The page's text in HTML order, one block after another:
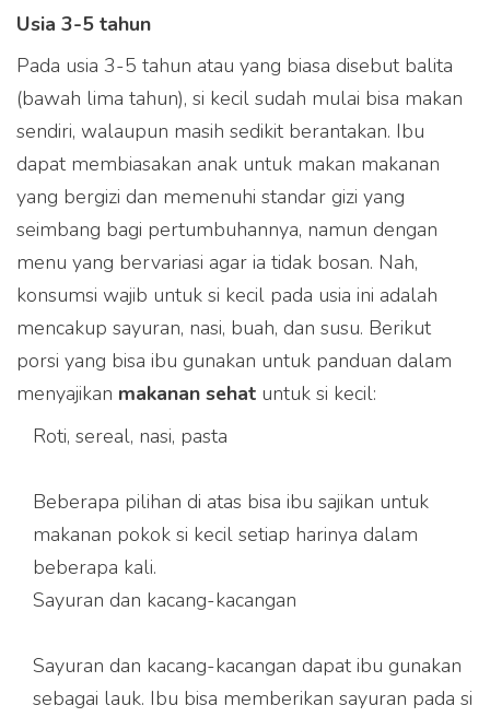
Usia 3-5 tahun
Pada usia 3-5 tahun atau yang biasa disebut balita
(bawah lima tahun), si kecil sudah mulai bisa makan
sendiri, walaupun masih sedikit berantakan. Ibu
dapat membiasakan anak untuk makan makanan
yang bergizi dan memenuhi standar gizi yang
seimbang bagi pertumbuhannya, namun dengan
menu yang bervariasi agar ia tidak bosan. Nah,
konsumsi wajib untuk si kecil pada usia ini adalah
mencakup sayuran, nasi, buah, dan susu. Berikut
porsi yang bisa ibu gunakan untuk panduan dalam
menyajikan makanan sehat untuk si kecil:
Roti, sereal, nasi, pasta
Beberapa pilihan di atas bisa ibu sajikan untuk
makanan pokok si kecil setiap harinya dalam
beberapa kali.
Sayuran dan kacang-kacangan
Sayuran dan kacang-kacangan dapat ibu gunakan
sebagai lauk. Ibu bisa memberikan sayuran pada si